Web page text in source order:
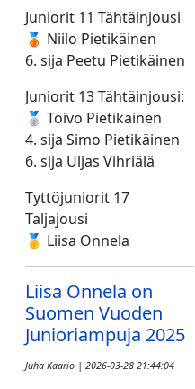
Juniorit 11 Tähtäinjousi
🥉 Niilo Pietikäinen
6. sija Peetu Pietikäinen
Juniorit 13 Tähtäinjousi:
🥈 Toivo Pietikäinen
4. sija Simo Pietikäinen
6. sija Uljas Vihriälä
Tyttöjuniorit 17
Taljajousi
🥇 Liisa Onnela
Liisa Onnela on
Suomen Vuoden
Junioriampuja 2025
Juha Kaario | 2026-03-28 21:44:04